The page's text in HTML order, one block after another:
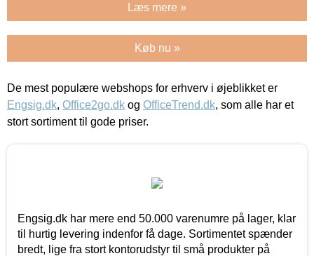
Læs mere »
Køb nu »
De mest populære webshops for erhverv i øjeblikket er
Engsig.dk, Office2go.dk og OfficeTrend.dk, som alle har et
stort sortiment til gode priser.
Engsig.dk har mere end 50.000 varenumre på lager, klar
til hurtig levering indenfor få dage. Sortimentet spænder
bredt, lige fra stort kontorudstyr til små produkter på